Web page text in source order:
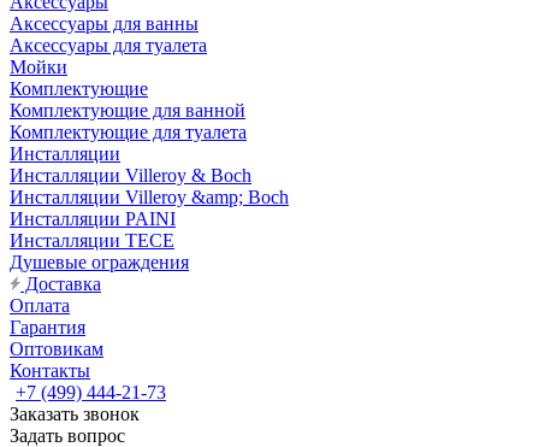
Аксессуары для ванны
Аксессуары для туалета
Мойки
Комплектующие
Комплектующие для ванной
Комплектующие для туалета
Инсталляции
Инсталляции Villeroy & Boch
Инсталляции Villeroy &amp; Boch
Инсталляции PAINI
Инсталляции TECE
Душевые ограждения
Доставка
Оплата
Гарантия
Оптовикам
Контакты
+7 (499) 444-21-73
Заказать звонок
Задать вопрос